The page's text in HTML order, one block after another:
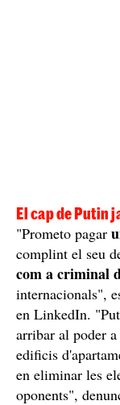
El cap de Putin
"Prometo pagar
complint el seu
com a criminal
internacionals",
en LinkedIn.
arribar al poder
edificis
en eliminar les
oponents",